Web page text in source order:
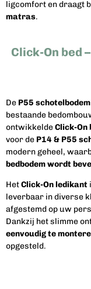
ligcomfort en draagt
matras.
Click-On bed
De P55 schotelbodem
bestaande
ontwikkeldeClick-On
voor de P14 & P55
modern geheel,
bedbodem wordt
HetClick-On ledikant
leverbaar in diverse
afgestemd op uw
Dankzij het slimme
eenvoudig te
opgesteld.